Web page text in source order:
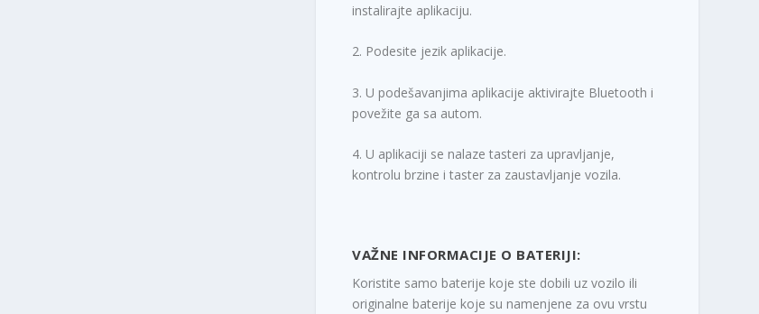
instalirajte aplikaciju.
2. Podesite jezik aplikacije.
3. U podešavanjima aplikacije aktivirajte Bluetooth i
povežite ga sa autom.
4. U aplikaciji se nalaze tasteri za upravljanje,
kontrolu brzine i taster za zaustavljanje vozila.
VAŽNE INFORMACIJE O BATERIJI:
Koristite samo baterije koje ste dobili uz vozilo ili
originalne baterije koje su namenjene za ovu vrstu